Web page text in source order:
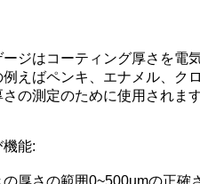
ージはコーティング厚さを電
例えばペンキ、エナメル、ク
の測定のために使用されます
能:
厚さの範囲0~500umの正確